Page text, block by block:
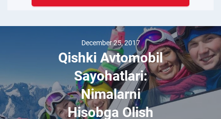
December 25, 2017
Qishki Avtomobil
Sayohatlari:
Nimalarni
Hisobga Olish